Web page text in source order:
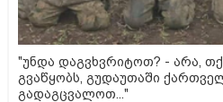
"უნდა დაგვხვრიტოთ? - არა,
გვაწყობს, გუდაუთაში
გადაგცვალოთ..."